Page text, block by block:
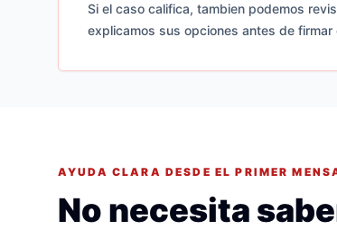
Si el caso califica, tambien podemos
explicamos sus opciones antes de firmar
AYUDA CLARA DESDE EL PRIMER
No necesita